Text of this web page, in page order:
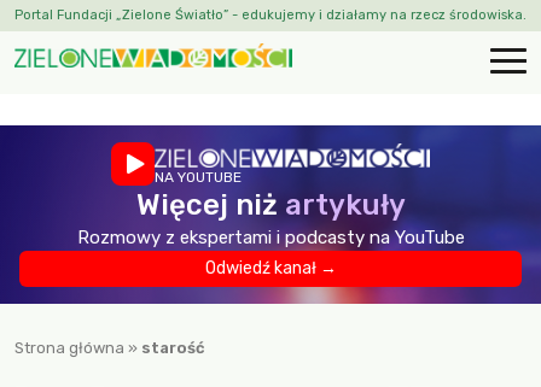
Portal Fundacji „Zielone Światło” - edukujemy i działamy na rzecz środowiska.
NA YOUTUBE
Więcej niż artykuły
Rozmowy z ekspertami i podcasty na YouTube
Odwiedź kanał →
Strona główna » starość